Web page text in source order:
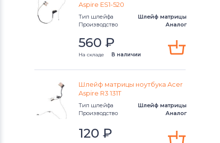
Aspire ES1-520
Тип шлейфа
Шлейф матрицы
Производство
Аналог
560 ₽
На складе В наличии
Шлейф матрицы ноутбука Acer
Aspire R3 131T
Тип шлейфа
Шлейф матрицы
Производство
Аналог
120 ₽